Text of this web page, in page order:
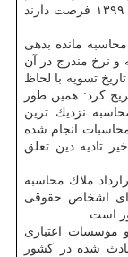
نموده و تسهیلات گیرندگان نیز تا اختتام شهریور ۱۳۹۹ فرصت دارند
مانده بدهی
و نرخ مندرج در آن
تسویه با لحاظ
كرد: همین طور
محاسبه نزدیك ترین
آنكه در محاسبات انجام شده
تادیه دین تعلق
ملاك محاسبه
تومان و برای اشخاص حقوقی
است.
موسسات اعتباری
شده در كشور